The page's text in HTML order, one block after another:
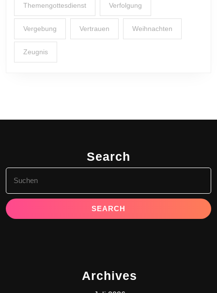
Themengottesdienst Verfolgung
Vergebung Vertrauen Weihnachten
Zeugnis
Search
for:
Archives